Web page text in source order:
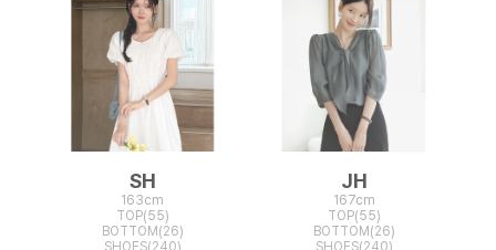
SH
163cm
TOP(55)
BOTTOM(26)
SHOES(240)
JH
167cm
TOP(55)
BOTTOM(26)
SHOES(240)